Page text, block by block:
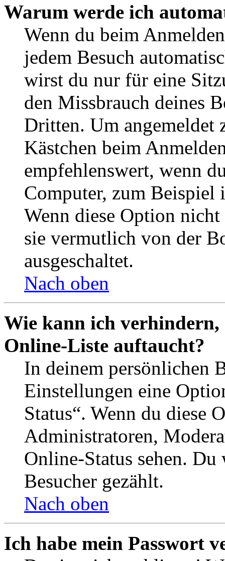
Warum werde ich
Wenn du beim
jedem Besuch
wirst du nur für eine
den Missbrauch deines
Dritten. Um angemeldet
Kästchen beim
empfehlenswert, wenn
Computer, zum Beispiel
Wenn diese Option
sie vermutlich von der
ausgeschaltet.
Nach oben
Wie kann ich verhindern,
Online-Liste auftaucht?
In deinem persönlichen
Einstellungen eine
Status“. Wenn du diese
Administratoren,
Online-Status sehen.
Besucher gezählt.
Nach oben
Ich habe mein Passwort